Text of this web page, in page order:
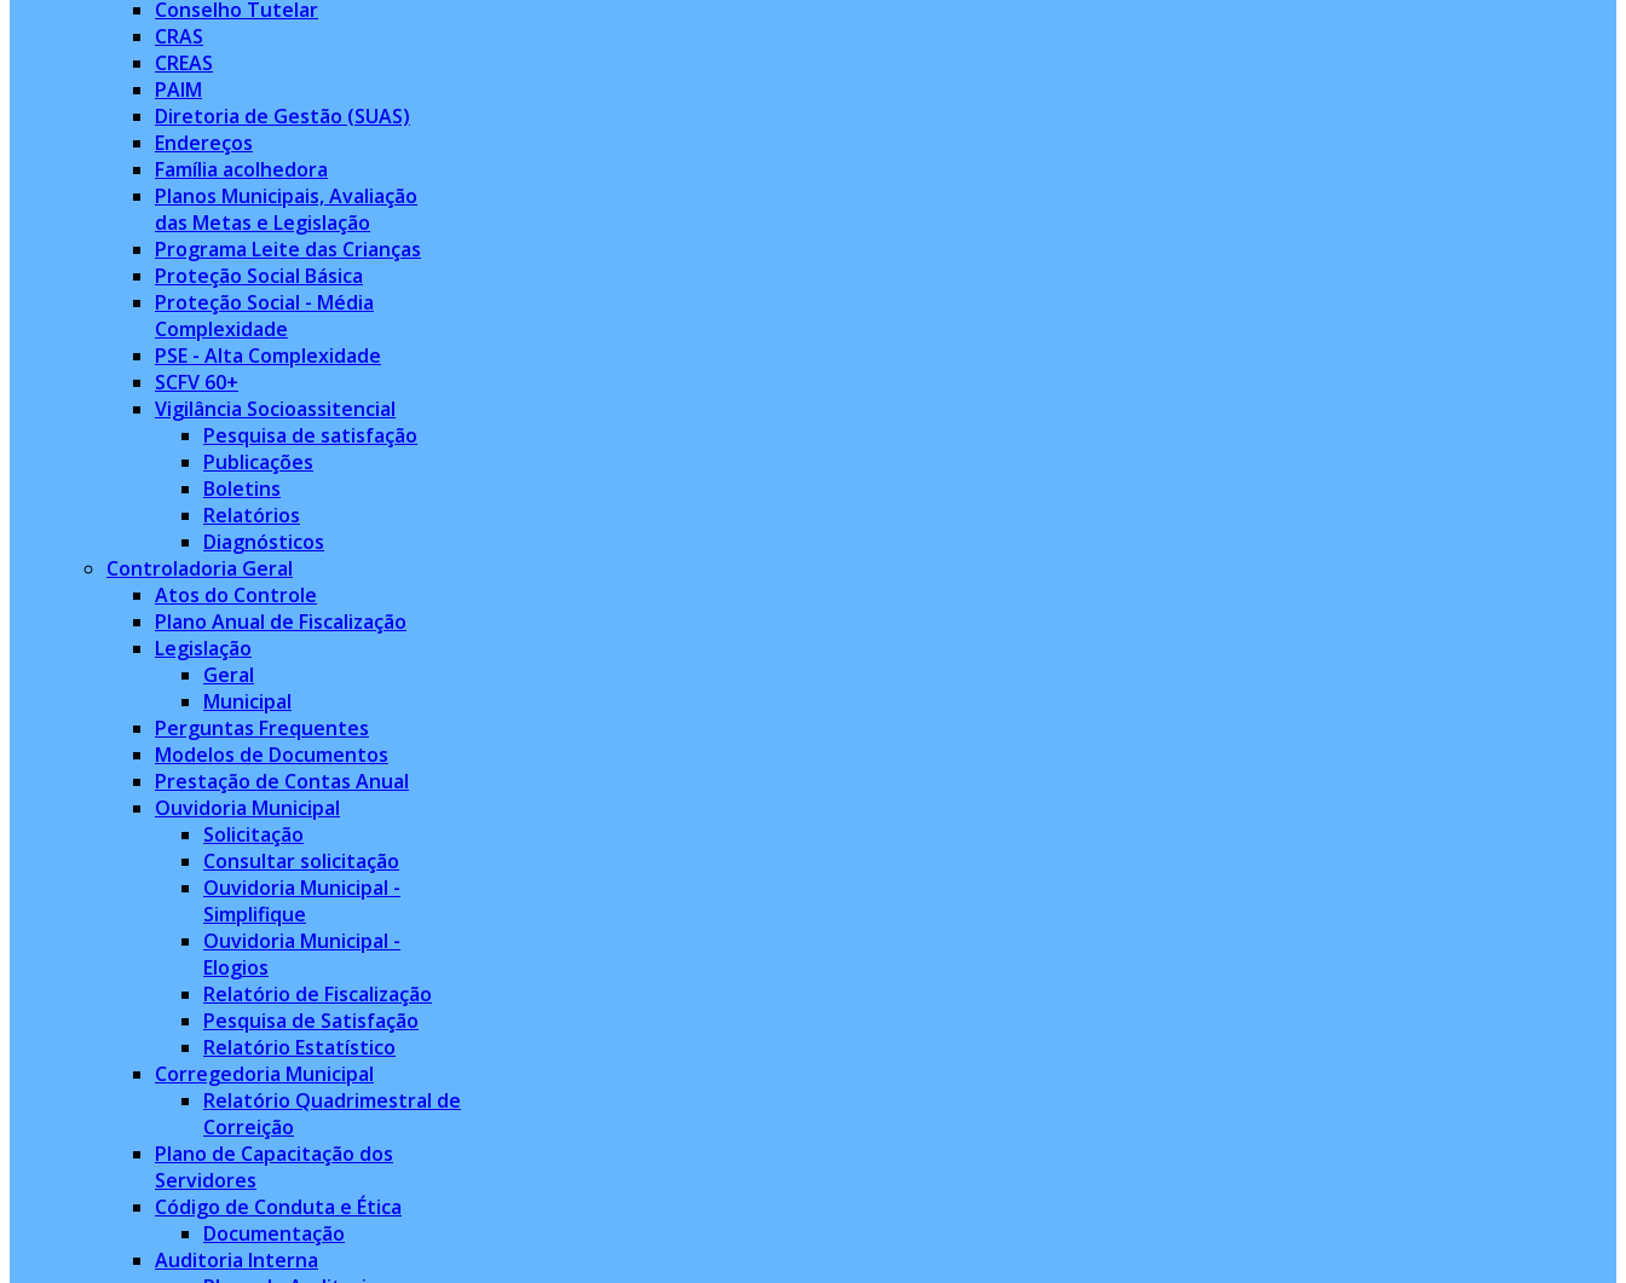
Conselho Tutelar
CRAS
CREAS
PAIM
Diretoria de Gestão (SUAS)
Endereços
Família acolhedora
Planos Municipais, Avaliação
das Metas e Legislação
Programa Leite das Crianças
Proteção Social Básica
Proteção Social - Média
Complexidade
PSE - Alta Complexidade
SCFV 60+
Vigilância Socioassitencial
Pesquisa de satisfação
Publicações
Boletins
Relatórios
Diagnósticos
Controladoria Geral
Atos do Controle
Plano Anual de Fiscalização
Legislação
Geral
Municipal
Perguntas Frequentes
Modelos de Documentos
Prestação de Contas Anual
Ouvidoria Municipal
Solicitação
Consultar solicitação
Ouvidoria Municipal -
Simplifique
Ouvidoria Municipal -
Elogios
Relatório de Fiscalização
Pesquisa de Satisfação
Relatório Estatístico
Corregedoria Municipal
Relatório Quadrimestral de
Correição
Plano de Capacitação dos
Servidores
Código de Conduta e Ética
Documentação
Auditoria Interna